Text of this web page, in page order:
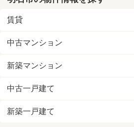
賃貸
中古マンション
新築マンション
中古一戸建て
新築一戸建て